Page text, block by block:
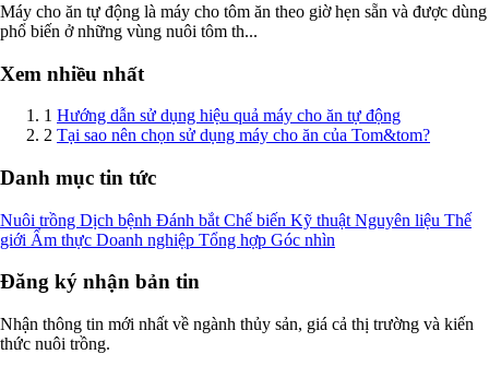
Máy cho ăn tự động là máy cho tôm ăn theo giờ hẹn sẵn và được dùng
phổ biến ở những vùng nuôi tôm th...
Xem nhiều nhất
1 Hướng dẫn sử dụng hiệu quả máy cho ăn tự động
2 Tại sao nên chọn sử dụng máy cho ăn của Tom&tom?
Danh mục tin tức
Nuôi trồng Dịch bệnh Đánh bắt Chế biến Kỹ thuật Nguyên liệu Thế
giới Ẩm thực Doanh nghiệp Tổng hợp Góc nhìn
Đăng ký nhận bản tin
Nhận thông tin mới nhất về ngành thủy sản, giá cả thị trường và kiến
thức nuôi trồng.